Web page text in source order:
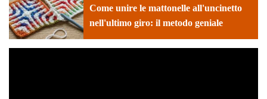
Come unire le mattonelle all'uncinetto
nell'ultimo giro: il metodo geniale